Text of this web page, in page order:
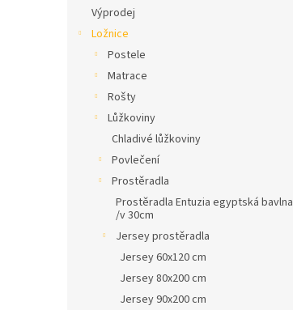
Výprodej
Ložnice
Postele
Matrace
Rošty
Lůžkoviny
Chladivé lůžkoviny
Povlečení
Prostěradla
Prostěradla Entuzia egyptská bavlna
/v 30cm
Jersey prostěradla
Jersey 60x120 cm
Jersey 80x200 cm
Jersey 90x200 cm